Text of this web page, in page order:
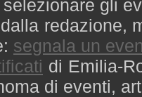
gli
redazione,
segnala un
di Emilia-
di eventi,